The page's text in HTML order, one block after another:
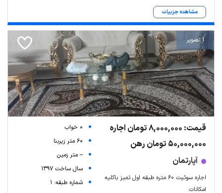
مشاهده جزییات
1 تصویر
قیمت: 8,000,000 تومان اجاره
50,000,000 تومان رهن
آپارتمان
اجاره سوئیت ۶۰ متره طبقه اول تمیز باکلیه
امکانات
0 خواب
60 متر زیربنا
-- متر زمین
سال ساخت 1397
شماره طبقه: 1